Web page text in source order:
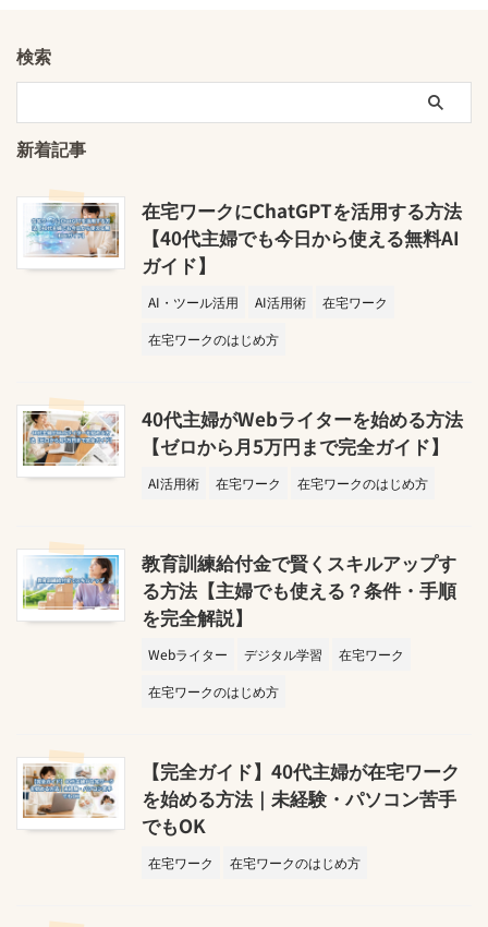
検索
新着記事
在宅ワークにChatGPTを活用する方法
【40代主婦でも今日から使える無料AI
ガイド】
AI・ツール活用 AI活用術
在宅ワーク
在宅ワークのはじめ方
40代主婦がWebライターを始める方法
【ゼロから月5万円まで完全ガイド】
AI活用術 在宅ワーク 在宅ワークのはじめ方
教育訓練給付金で賢くスキルアップす
る方法【主婦でも使える？条件・手順
を完全解説】
Webライター デジタル学習
在宅ワーク
在宅ワークのはじめ方
【完全ガイド】40代主婦が在宅ワーク
を始める方法｜未経験・パソコン苦手
でもOK
在宅ワーク 在宅ワークのはじめ方